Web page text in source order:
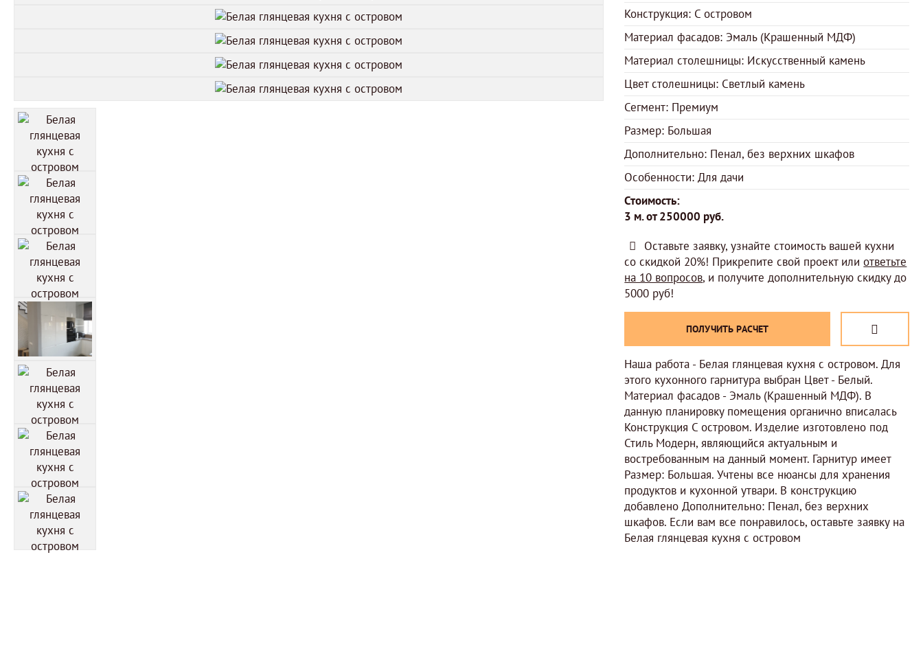
Конструкция: С островом
Материал фасадов: Эмаль (Крашенный МДФ)
Материал столешницы: Искусственный камень
Цвет столешницы: Светлый камень
Сегмент: Премиум
Размер: Большая
Дополнительно: Пенал, без верхних шкафов
Особенности: Для дачи
Стоимость:
3 м. от 250000 руб.
Оставьте заявку, узнайте стоимость вашей кухни
со скидкой 20%! Прикрепите свой проект илиответьте
на 10 вопросов, и получите дополнительную скидку до
5000 руб!
ПОЛУЧИТЬ РАСЧЕТ
Наша работа - Белая глянцевая кухня с островом. Для
этого кухонного гарнитура выбран Цвет - Белый.
Материал фасадов - Эмаль (Крашенный МДФ). В
данную планировку помещения органично вписалась
Конструкция С островом. Изделие изготовлено под
Стиль Модерн, являющийся актуальным и
востребованным на данный момент. Гарнитур имеет
Размер: Большая. Учтены все нюансы для хранения
продуктов и кухонной утвари. В конструкцию
добавлено Дополнительно: Пенал, без верхних
шкафов. Если вам все понравилось, оставьте заявку на
Белая глянцевая кухня с островом